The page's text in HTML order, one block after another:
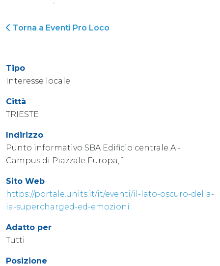
Torna a Eventi Pro Loco
Tipo
Interesse locale
Città
TRIESTE
Indirizzo
Punto informativo SBA Edificio centrale A -
Campus di Piazzale Europa, 1
Sito Web
https://portale.units.it/it/eventi/il-lato-oscuro-della-
ia-supercharged-ed-emozioni
Adatto per
Tutti
Posizione